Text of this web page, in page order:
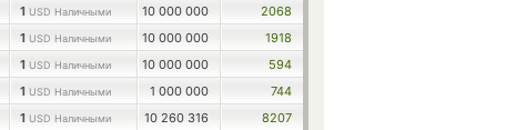
1 USD Наличными 10 000 000
2068
1 USD Наличными 10 000 000
1918
1 USD Наличными 10 000 000
594
1 USD Наличными 1 000 000
744
1 USD Наличными 10 260 316
8207